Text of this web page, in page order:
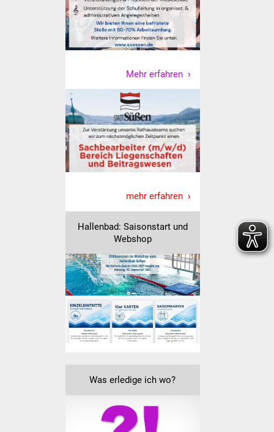
Stadtbücherei
Zehntscheuer
Bürgerhaus
Kulturhalle
Vereine und Parteien
Selbsteintrag Vereine
Beirat Süßener Vereine
Sportanlagen
Tourismus
Erlebnisregion
Schwäbischer Albtrauf
Industriekultur
Lebenslagen
Mehr erfahren
mehr erfahren
Hallenbad: Saisonstart und
Webshop
Was erledige ich wo?